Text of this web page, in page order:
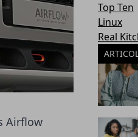
Airflow
Top Ten
Linux
Real